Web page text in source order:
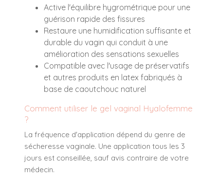
Active l'équilibre hygrométrique pour une
guérison rapide des fissures
Restaure une humidification suffisante et
durable du vagin qui conduit à une
amélioration des sensations sexuelles
Compatible avec l'usage de préservatifs
et autres produits en latex fabriqués à
base de caoutchouc naturel
Comment utiliser le gel vaginal Hyalofemme
?
La fréquence d'application dépend du genre de
sécheresse vaginale. Une application tous les 3
jours est conseillée, sauf avis contraire de votre
médecin.